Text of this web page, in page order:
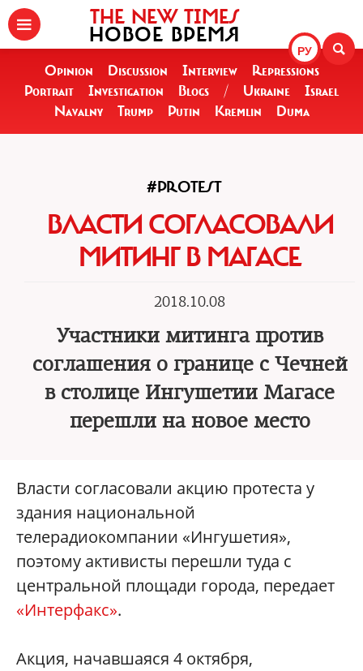
РУ
THE NEW TIMES
НОВОЕ ВРЕМЯ
Opinion Discussion Interview
Repressions
Portrait
Investigation Blogs / Ukraine
Israel
Navalny
Trump Putin Kremlin Duma
#PROTEST
ВЛАСТИ СОГЛАСОВАЛИ
МИТИНГ В МАГАСЕ
2018.10.08
Участники митинга против
соглашения о границе с Чечней
в столице Ингушетии Магасе
перешли на новое место
Власти согласовали акцию протеста у
здания национальной
телерадиокомпании «Ингушетия»,
поэтому активисты перешли туда с
центральной площади города, передает
«Интерфакс».
Акция, начавшаяся 4 октября,